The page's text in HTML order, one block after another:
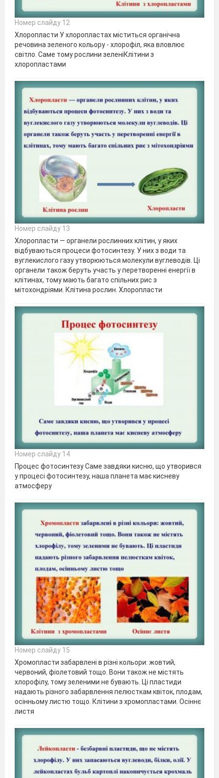
Номер слайду 12
Хлоропласти У хлоропластах міститься органічна
речовина зеленого кольору - хлорофіл, яка вловлює
світло. Саме тому рослини зеленіКлітини з
хлоропластами
Номер слайду 13
Хлоропласти — органели рослинних клітин, у яких
відбуваються процеси фотосинтезу. У них з води та
вуглекислого газу утворюються молекули вуглеводів. Ці
органели також беруть участь у перетворенні енергії в
клітинах, тому мають багато спільних рис з
мітохондріями. Клітина рослин. Хлоропласти
Номер слайду 14
Процес фотосинтезу Саме завдяки кисню, що утворився
у процесі фотосинтезу, наша планета має кисневу
атмосферу
Номер слайду 15
Хромопласти забарвлені в різні кольори: жовтий,
червоний, фіолетовий тощо. Вони також не містять
хлорофілу, тому зеленими не бувають. Ці пластиди
надають різного забарвлення пелюсткам квіток, плодам,
осінньому листю тощо. Клітини з хромопластами. Осіннє
листя